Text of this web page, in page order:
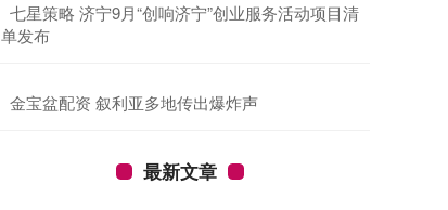
​七星策略 济宁9月“创响济宁”创业服务活动项目清
单发布
​金宝盆配资 叙利亚多地传出爆炸声
最新文章